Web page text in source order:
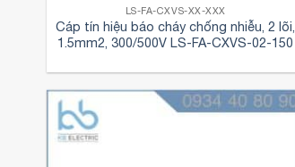
LS-FA-CXVS-XX-XXX
Cáp tín hiệu báo cháy chống nhiễu, 2 lõi,
1.5mm2, 300/500V LS-FA-CXVS-02-150